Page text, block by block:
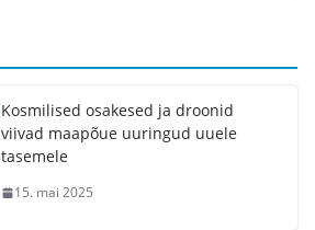
Kosmilised osakesed ja droonid
viivad maapõue uuringud uuele
tasemele
15. mai 2025